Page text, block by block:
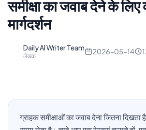
समीक्षा का जवाब देने के लिए
मार्गदर्शन
Daily AI Writer Team
लेखक
2026-05-14
ग्राहक समीक्षाओं का जवाब देना जितना